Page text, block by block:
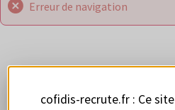
Erreur de navigation
cofidis-recrute.fr : Ce